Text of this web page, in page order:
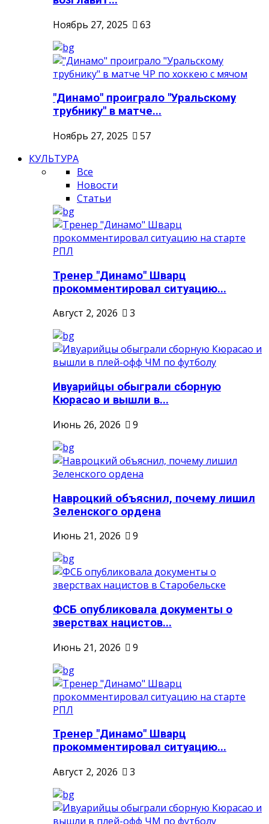
Ноябрь 27, 2025
63
"Динамо" проиграло "Уральскому
трубнику" в матче...
Ноябрь 27, 2025
57
КУЛЬТУРА
Все
Новости
Статьи
Тренер "Динамо" Шварц
прокомментировал ситуацию...
Август 2, 2026
3
Ивуарийцы обыграли сборную
Кюрасао и вышли в...
Июнь 26, 2026
9
Навроцкий объяснил, почему лишил
Зеленского ордена
Июнь 21, 2026
9
ФСБ опубликовала документы о
зверствах нацистов...
Июнь 21, 2026
9
Тренер "Динамо" Шварц
прокомментировал ситуацию...
Август 2, 2026
3